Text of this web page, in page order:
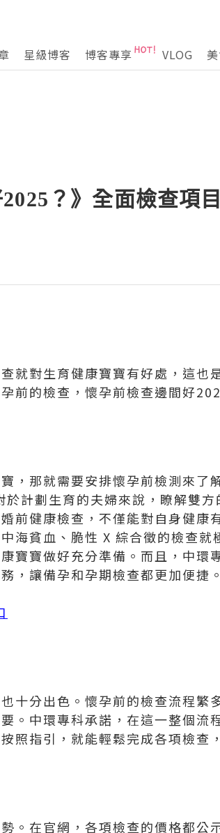
星級博客 博客專享 VLOG
？》全面檢查項
就對生育健康寶寶有好處，這也
前的檢查，懷孕前檢查邊間好
，那就需要安排懷孕前檢測來了
計劃生育的夫婦來說，瞭解雙
前健康檢查，不僅能對自身健康
海貧血、脆性 X 綜合徵的檢查就
寶寶做好充分準備。而且，中環
，讓備孕和孕期檢查都更加便捷。
十分出色。懷孕前的檢查流程繁
。中環專科承諾，在這一整個流
照指引，就能輕鬆完成各項檢查
。在官網，各項檢查的價格都公